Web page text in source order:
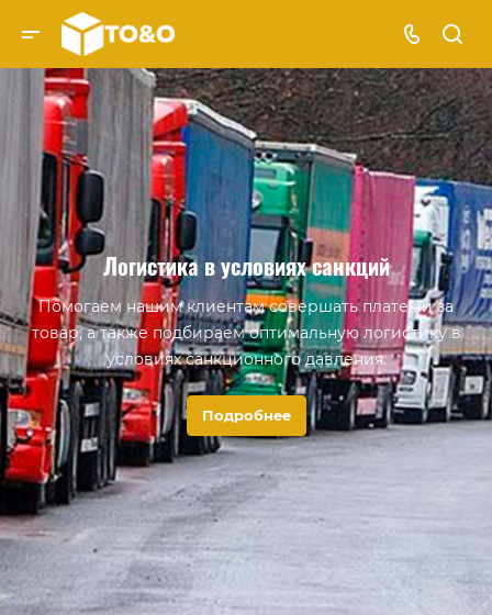
Логистика в условиях санкций
Помогаем нашим клиентам совершать платежи за
товар, а также подбираем оптимальную логистику в
условиях санкционного давления.
Подробнее